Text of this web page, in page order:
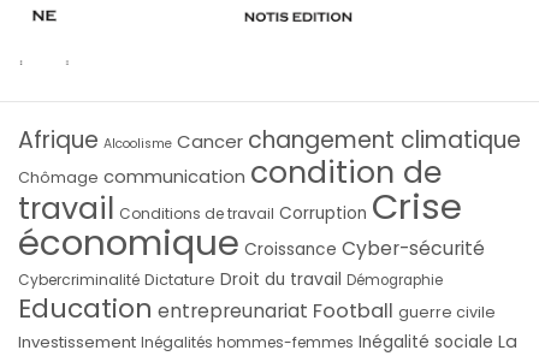
Afrique Alcoolisme Cancer changement climatique
Chômage communication condition de
travail Conditions de travail Corruption Crise
économique Croissance Cyber-sécurité
Cybercriminalité Dictature Droit du travail Démographie
Education entrepreunariat Football guerre civile
Investissement Inégalités hommes-femmes Inégalité sociale La